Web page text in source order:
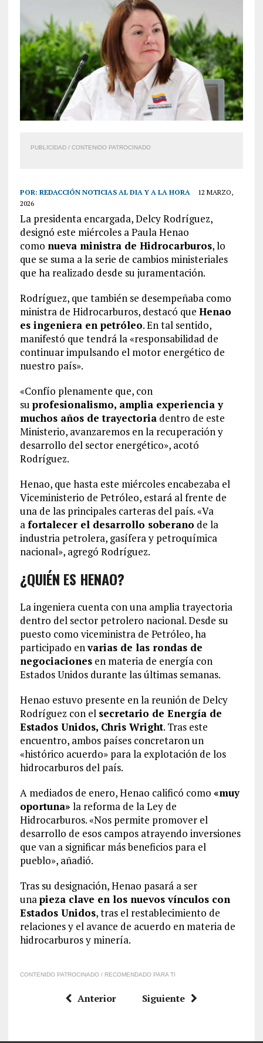
PUBLICIDAD / CONTENIDO PATROCINADO
POR: REDACCIÓN NOTICIAS AL DIA Y A LA HORA
12 MARZO,
2026
La presidenta encargada, Delcy Rodríguez,
designó este miércoles a Paula Henao
como nueva ministra de Hidrocarburos, lo
que se suma a la serie de cambios ministeriales
que ha realizado desde su juramentación.
Rodríguez, que también se desempeñaba como
ministra de Hidrocarburos, destacó que Henao
es ingeniera en petróleo. En tal sentido,
manifestó que tendrá la «responsabilidad de
continuar impulsando el motor energético de
nuestro país».
«Confío plenamente que, con
su profesionalismo, amplia experiencia y
muchos años de trayectoriadentro de este
Ministerio, avanzaremos en la recuperación y
desarrollo del sector energético», acotó
Rodríguez.
Henao, que hasta este miércoles encabezaba el
Viceministerio de Petróleo, estará al frente de
una de las principales carteras del país. «Va
afortalecer el desarrollo soberano de la
industria petrolera, gasífera y petroquímica
nacional», agregó Rodríguez.
¿QUIÉN ES HENAO?
La ingeniera cuenta con una amplia trayectoria
dentro del sector petrolero nacional. Desde su
puesto como viceministra de Petróleo, ha
participado envarias de las rondas de
negociacionesen materia de energía con
Estados Unidos durante las últimas semanas.
Henao estuvo presente en la reunión de Delcy
Rodríguez con el secretario de Energía de
Estados Unidos, Chris Wright. Tras este
encuentro, ambos países concretaron un
«histórico acuerdo» para la explotación de los
hidrocarburos del país.
A mediados de enero, Henao calificó como «muy
oportuna» la reforma de la Ley de
Hidrocarburos. «Nos permite promover el
desarrollo de esos campos atrayendo inversiones
que van a significar más beneficios para el
pueblo», añadió.
Tras su designación, Henao pasará a ser
unapieza clave en los nuevos vínculos con
Estados Unidos, tras el restablecimiento de
relaciones y el avance de acuerdo en materia de
hidrocarburos y minería.
CONTENIDO PATROCINADO / RECOMENDADO PARA TI
Anterior Siguiente